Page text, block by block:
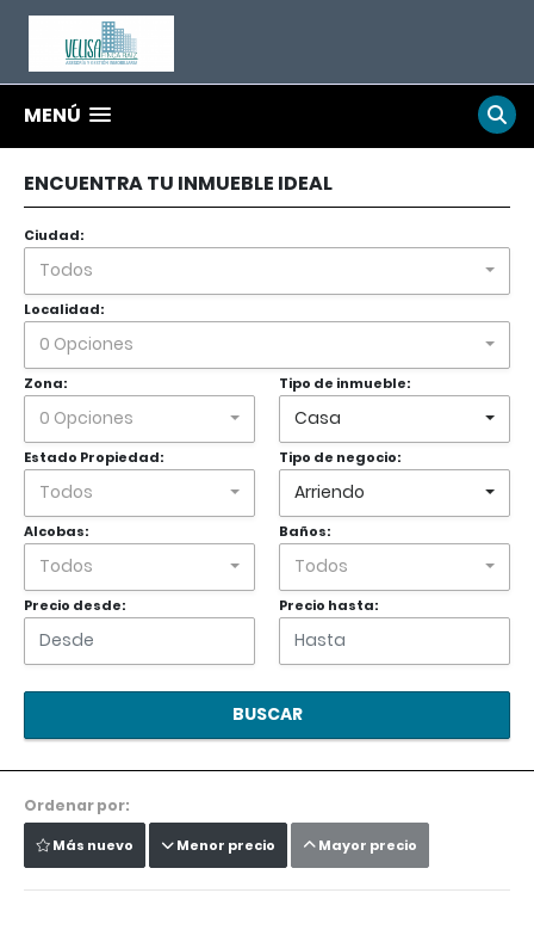
MENÚ
ENCUENTRA TU INMUEBLE IDEAL
Ciudad:
Todos
Localidad:
0 Opciones
Zona:
0 Opciones
Tipo de inmueble:
Casa
Estado Propiedad:
Todos
Tipo de negocio:
Arriendo
Alcobas:
Todos
Baños:
Todos
Precio desde: Precio hasta:
BUSCAR
Ordenar por:
Más nuevo Menor precio Mayor precio